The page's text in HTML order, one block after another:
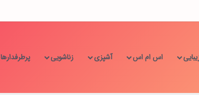
اس ام اس آشپزی زناشویی پرطرفدارها